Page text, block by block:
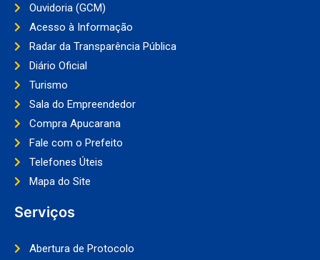
Ouvidoria (GCM)
Acesso à Informação
Radar da Transparência Pública
Diário Oficial
Turismo
Sala do Empreendedor
Compra Apucarana
Fale com o Prefeito
Telefones Úteis
Mapa do Site
Serviços
Abertura de Protocolo